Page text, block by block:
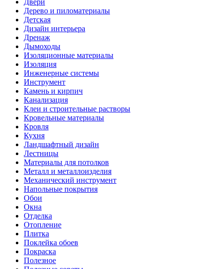
Двери
Дерево и пиломатериалы
Детская
Дизайн интерьера
Дренаж
Дымоходы
Изоляционные материалы
Изоляция
Инженерные системы
Инструмент
Камень и кирпич
Канализация
Клеи и строительные растворы
Кровельные материалы
Кровля
Кухня
Ландшафтный дизайн
Лестницы
Материалы для потолков
Металл и металлоизделия
Механический инструмент
Напольные покрытия
Обои
Окна
Отделка
Отопление
Плитка
Поклейка обоев
Покраска
Полезное